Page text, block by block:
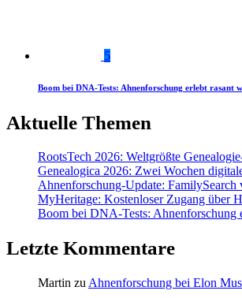
5
Boom bei DNA-Tests: Ahnenforschung erlebt rasant
Aktuelle Themen
RootsTech 2026: Weltgrößte
Genealogica 2026: Zwei Wochen
Ahnenforschung-Update:
MyHeritage: Kostenloser Zugang über
Boom bei DNA-Tests: Ahnenforschung
Letzte Kommentare
Martin zu Ahnenforschung bei Elon